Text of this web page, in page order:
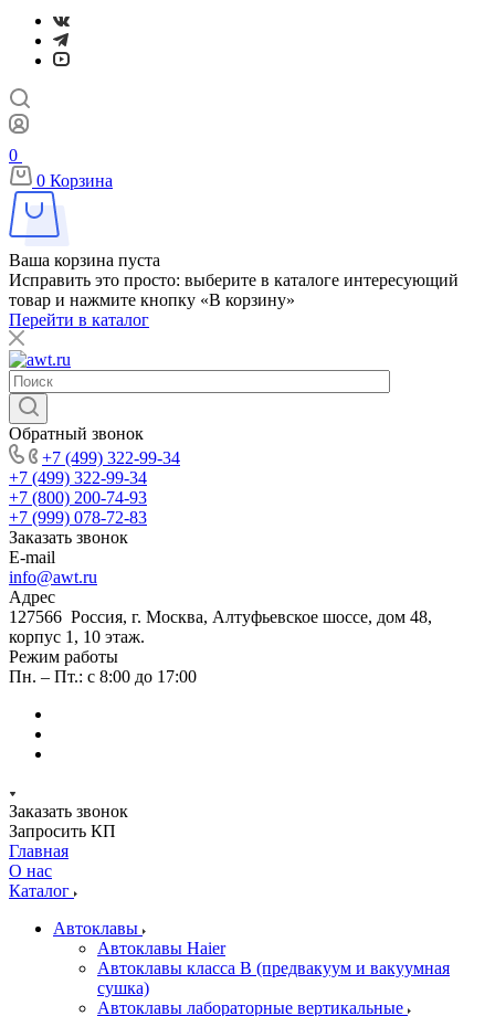
0
0 Корзина
Ваша корзина пуста
Исправить это просто: выберите в каталоге интересующий
товар и нажмите кнопку «В корзину»
Перейти в каталог
Обратный звонок
+7 (499) 322-99-34
+7 (499) 322-99-34
+7 (800) 200-74-93
+7 (999) 078-72-83
Заказать звонок
E-mail
info@awt.ru
Адрес
127566 Россия, г. Москва, Алтуфьевское шоссе, дом 48,
корпус 1, 10 этаж.
Режим работы
Пн. – Пт.: с 8:00 до 17:00
Заказать звонок
Запросить КП
Главная
О нас
Каталог
Автоклавы
Автоклавы Haier
Автоклавы класса B (предвакуум и вакуумная
сушка)
Автоклавы лабораторные вертикальные